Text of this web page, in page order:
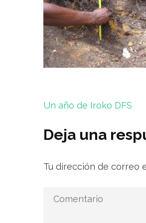
Navegación
entradas
Un año de Iroko DFS
Deja una
Tu dirección de correo